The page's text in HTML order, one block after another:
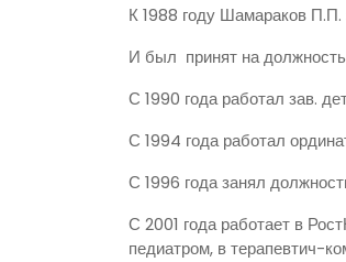
К 1988 году Шамараков П.П.
И был принят на должность
С 1990 года работал зав.
С 1994 года работал
С 1996 года занял
С 2001 года работает в
педиатром, в терапевтич-